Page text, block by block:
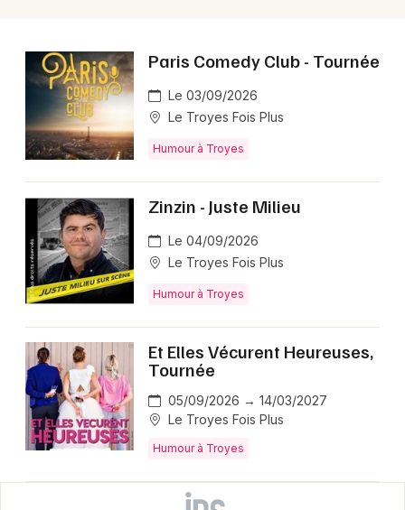
Paris Comedy Club - Tournée
Le 03/09/2026
Le Troyes Fois Plus
Humour à Troyes
Zinzin - Juste Milieu
Le 04/09/2026
Le Troyes Fois Plus
Humour à Troyes
Et Elles Vécurent Heureuses,
Tournée
05/09/2026 → 14/03/2027
Le Troyes Fois Plus
Humour à Troyes